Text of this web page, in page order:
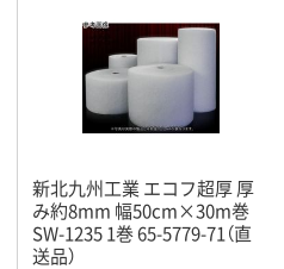
新北九州工業 エコフ超厚 厚
み約8mm 幅50cm×30m巻
SW-1235 1巻 65-5779-71（直
送品）